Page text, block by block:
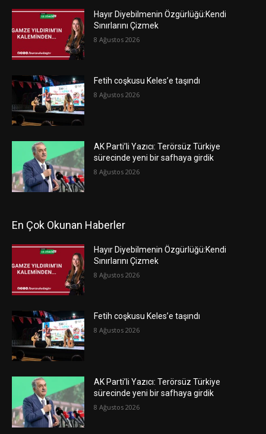
Hayır Diyebilmenin Özgürlüğü:Kendi
Sınırlarını Çizmek
8 Ağustos 2026
Fetih coşkusu Keles’e taşındı
8 Ağustos 2026
AK Parti’li Yazıcı: Terörsüz Türkiye
sürecinde yeni bir safhaya girdik
8 Ağustos 2026
En Çok Okunan Haberler
Hayır Diyebilmenin Özgürlüğü:Kendi
Sınırlarını Çizmek
8 Ağustos 2026
Fetih coşkusu Keles’e taşındı
8 Ağustos 2026
AK Parti’li Yazıcı: Terörsüz Türkiye
sürecinde yeni bir safhaya girdik
8 Ağustos 2026